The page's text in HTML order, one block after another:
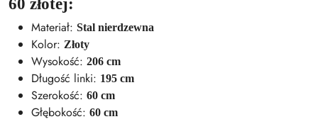
Materiał: Stal nierdzewna
Kolor: Złoty
Wysokość: 206 cm
Długość linki: 195 cm
Szerokość: 60 cm
Głębokość: 60 cm